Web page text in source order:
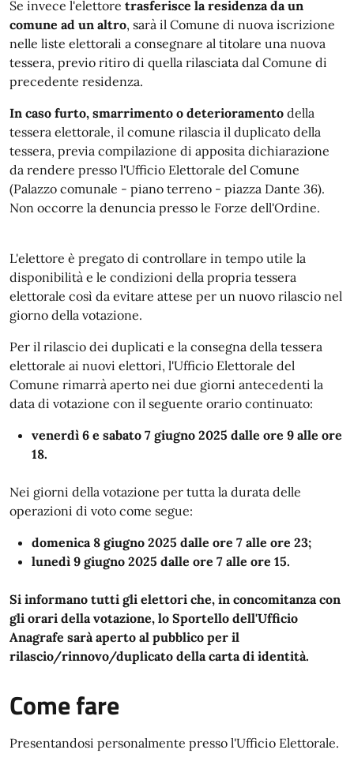
Se invece l'elettore trasferisce la residenza da un
comune ad un altro, sarà il Comune di nuova iscrizione
nelle liste elettorali a consegnare al titolare una nuova
tessera, previo ritiro di quella rilasciata dal Comune di
precedente residenza.
In caso furto, smarrimento o deterioramento della
tessera elettorale, il comune rilascia il duplicato della
tessera, previa compilazione di apposita dichiarazione
da rendere presso l'Ufficio Elettorale del Comune
(Palazzo comunale - piano terreno - piazza Dante 36).
Non occorre la denuncia presso le Forze dell'Ordine.
L'elettore è pregato di controllare in tempo utile la
disponibilità e le condizioni della propria tessera
elettorale così da evitare attese per un nuovo rilascio nel
giorno della votazione.
Per il rilascio dei duplicati e la consegna della tessera
elettorale ai nuovi elettori, l'Ufficio Elettorale del
Comune rimarrà aperto nei due giorni antecedenti la
data di votazione con il seguente orario continuato:
venerdì 6 e sabato 7 giugno 2025 dalle ore 9 alle ore
18.
Nei giorni della votazione per tutta la durata delle
operazioni di voto come segue:
domenica 8 giugno 2025 dalle ore 7 alle ore 23;
lunedì 9 giugno 2025 dalle ore 7 alle ore 15.
Si informano tutti gli elettori che, in concomitanza con
gli orari della votazione, lo Sportello dell'Ufficio
Anagrafe sarà aperto al pubblico per il
rilascio/rinnovo/duplicato della carta di identità.
Come fare
Presentandosi personalmente presso l'Ufficio Elettorale.